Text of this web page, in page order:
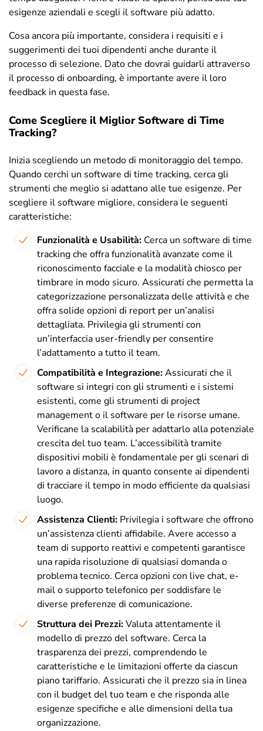
esigenze aziendali e scegli il software più adatto.
Cosa ancora più importante, considera i requisiti e i
suggerimenti dei tuoi dipendenti anche durante il
processo di selezione. Dato che dovrai guidarli attraverso
il processo di onboarding, è importante avere il loro
feedback in questa fase.
Come Scegliere il Miglior Software di Time
Tracking?
Inizia scegliendo un metodo di monitoraggio del tempo.
Quando cerchi un software di time tracking, cerca gli
strumenti che meglio si adattano alle tue esigenze. Per
scegliere il software migliore, considera le seguenti
caratteristiche:
Funzionalità e Usabilità: Cerca un software di time
tracking che offra funzionalità avanzate come il
riconoscimento facciale e la modalità chiosco per
timbrare in modo sicuro. Assicurati che permetta la
categorizzazione personalizzata delle attività e che
offra solide opzioni di report per un’analisi
dettagliata. Privilegia gli strumenti con
un’interfaccia user-friendly per consentire
l’adattamento a tutto il team.
Compatibilità e Integrazione:Assicurati che il
software si integri con gli strumenti e i sistemi
esistenti, come gli strumenti di project
management o il software per le risorse umane.
Verificane la scalabilità per adattarlo alla potenziale
crescita del tuo team. L’accessibilità tramite
dispositivi mobili è fondamentale per gli scenari di
lavoro a distanza, in quanto consente ai dipendenti
di tracciare il tempo in modo efficiente da qualsiasi
luogo.
Assistenza Clienti: Privilegia i software che offrono
un’assistenza clienti affidabile. Avere accesso a
team di supporto reattivi e competenti garantisce
una rapida risoluzione di qualsiasi domanda o
problema tecnico. Cerca opzioni con live chat, e-
mail o supporto telefonico per soddisfare le
diverse preferenze di comunicazione.
Struttura dei Prezzi:Valuta attentamente il
modello di prezzo del software. Cerca la
trasparenza dei prezzi, comprendendo le
caratteristiche e le limitazioni offerte da ciascun
piano tariffario. Assicurati che il prezzo sia in linea
con il budget del tuo team e che risponda alle
esigenze specifiche e alle dimensioni della tua
organizzazione.